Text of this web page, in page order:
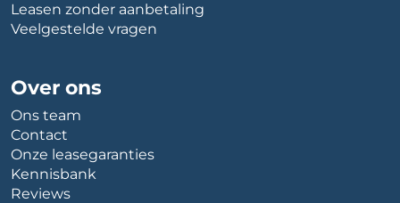
Leasen zonder aanbetaling
Veelgestelde vragen
Over ons
Ons team
Contact
Onze leasegaranties
Kennisbank
Reviews